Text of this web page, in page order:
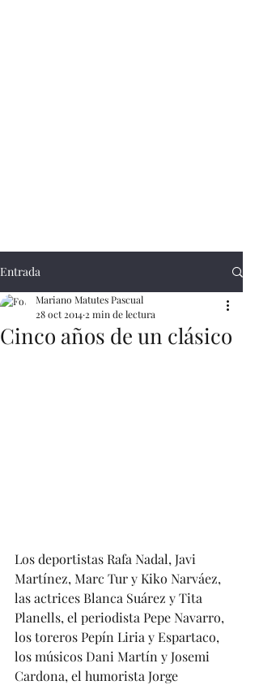
Entrada
Cinco años de un clásico
Mariano Matutes Pascual
28 oct 2014 2 min de lectura
Los deportistas Rafa Nadal, Javi
Martínez, Marc Tur y Kiko Narváez,
las actrices Blanca Suárez y Tita
Planells, el periodista Pepe Navarro,
los toreros Pepín Liria y Espartaco,
los músicos Dani Martín y Josemi
Cardona, el humorista Jorge